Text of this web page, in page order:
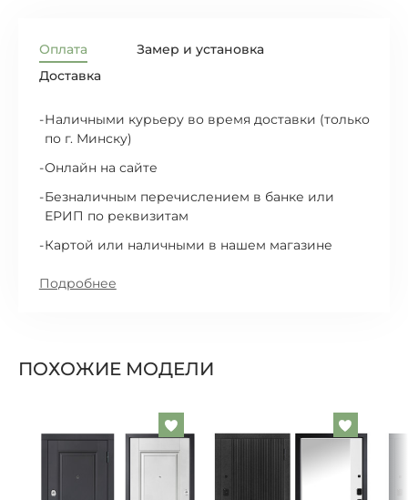
Оплата
Замер и установка
Доставка
Наличными курьеру во время доставки (только
по г. Минску)
Онлайн на сайте
Безналичным перечислением в банке или
ЕРИП по реквизитам
Картой или наличными в нашем магазине
Подробнее
ПОХОЖИЕ МОДЕЛИ
Добавить
в
список
в